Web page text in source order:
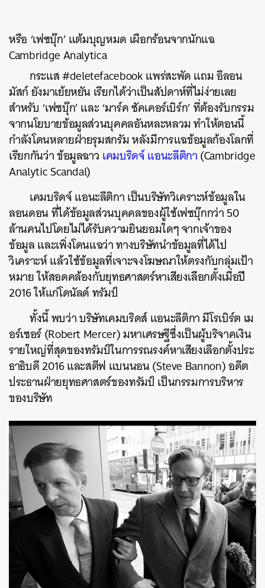
หรือ ‘เฟซบุ๊ก’ แต้มบุญหมด เผือกร้อนจากนักแฉ
Cambridge Analytica
กระแส #deletefacebook แพร่สะพัด แถม อีลอน
มัสก์ ยังมาเย้ยหยัน เรียกได้ว่าเป็นสัปดาห์ที่ไม่ง่ายเลย
สำหรับ ‘เฟซบุ๊ก’ และ ‘มาร์ค ซัคเคอร์เบิร์ก’ ที่ต้องรับกรรม
จากนโยบายข้อมูลส่วนบุคคลอันหละหลวม ทำให้ตอนนี้
กำลังโดนหลายฝ่ายรุมสกรัมหลังมีการแฉข้อมูลก้องโลกที่
เรียกกันว่า ข้อมูลฉาว เคมบริดจ์ แอนะลีติกา(Cambridge
Analytic Scandal)
เคมบริดจ์ แอนะลีติกา เป็นบริษัทวิเคราะห์ข้อมูลใน
ลอนดอน ที่ได้ข้อมูลส่วนบุคคลของผู้ใช้เฟซบุ๊กกว่า 50
ล้านคนไปโดยไม่ได้รับความยินยอมใดๆ จากเจ้าของ
ข้อมูล และเพิ่งโดนแฉว่า ทางบริษัทนำข้อมูลที่ได้ไป
วิเคราะห์ แล้วใช้ข้อมูลที่เจาะจงโฆษณาให้ตรงกับกลุ่มเป้า
หมาย ให้สอดคล้องกับยุทธศาสตร์หาเสียงเลือกตั้งเมื่อปี
2016 ให้แก่โดนัลด์ ทรัมป์
ทั้งนี้ พบว่า บริษัทเคมบริดส์ แอนะลีติกา มีโรเบิร์ต เม
อร์เซอร์ (Robert Mercer) มหาเศรษฐีซึ่งเป็นผู้บริจาคเงิน
รายใหญ่ที่สุดของทรัมป์ในการรณรงค์หาเสียงเลือกตั้งประ
ธาธิบดี 2016 และสตีฟ แบนนอน (Steve Bannon) อดีต
ประธานฝ่ายยุทธศาสตร์ของทรัมป์ เป็นกรรมการบริหาร
ของบริษัท